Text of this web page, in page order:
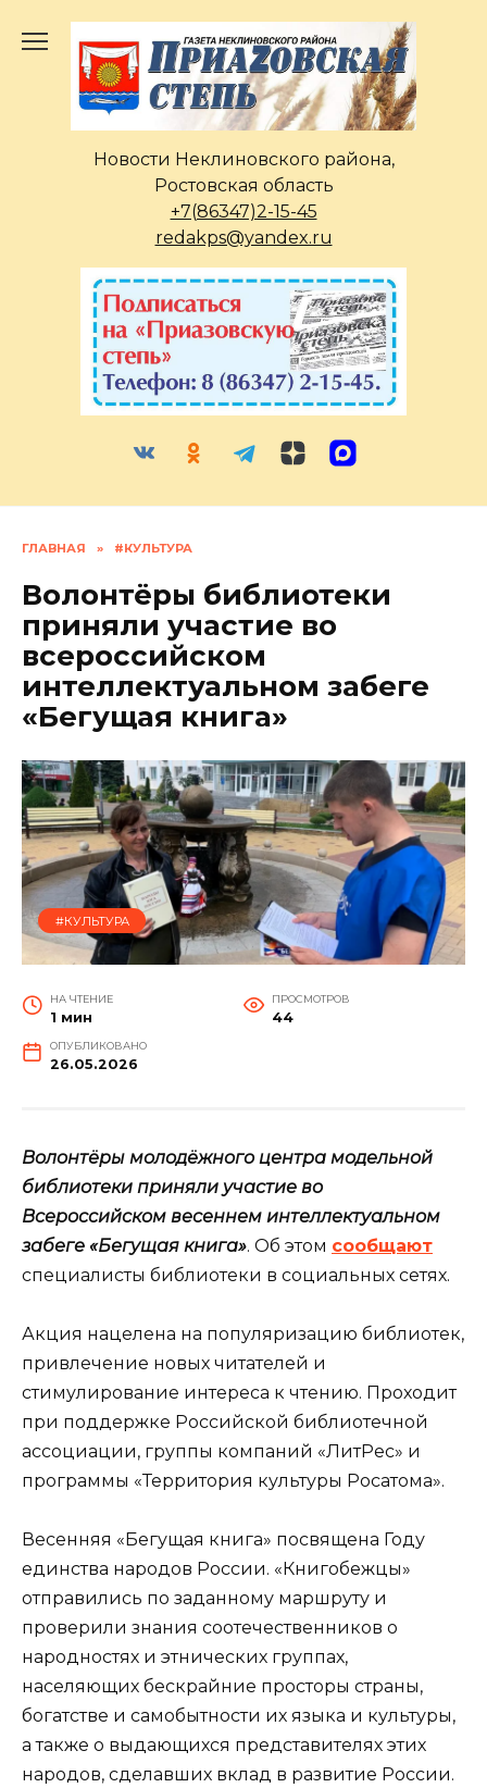
содержанию
Новости Неклиновского района,
Ростовская область
+7(86347)2-15-45
redakps@yandex.ru
ГЛАВНАЯ » #КУЛЬТУРА
Волонтёры библиотеки
приняли участие во
всероссийском
интеллектуальном забеге
«Бегущая книга»
#КУЛЬТУРА
НА ЧТЕНИЕ
1 мин
ПРОСМОТРОВ
44
ОПУБЛИКОВАНО
26.05.2026
Волонтёры молодёжного центра модельной
библиотеки приняли участие во
Всероссийском весеннем интеллектуальном
забеге «Бегущая книга». Об этом сообщают
специалисты библиотеки в социальных сетях.
Акция нацелена на популяризацию библиотек,
привлечение новых читателей и
стимулирование интереса к чтению. Проходит
при поддержке Российской библиотечной
ассоциации, группы компаний «ЛитРес» и
программы «Территория культуры Росатома».
Весенняя «Бегущая книга» посвящена Году
единства народов России. «Книгобежцы»
отправились по заданному маршруту и
проверили знания соотечественников о
народностях и этнических группах,
населяющих бескрайние просторы страны,
богатстве и самобытности их языка и культуры,
а также о выдающихся представителях этих
народов, сделавших вклад в развитие России.